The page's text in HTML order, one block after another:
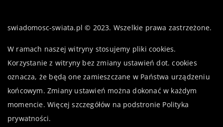
swiadomosc-swiata.pl © 2023. Wszelkie prawa zastrzeżone.
W ramach naszej witryny stosujemy pliki cookies.
Korzystanie z witryny bez zmiany ustawień dot. cookies
oznacza, że będą one zamieszczane w Państwa urządzeniu
końcowym. Zmiany ustawień można dokonać w każdym
momencie. Więcej szczegółów na podstronie Polityka
prywatności.